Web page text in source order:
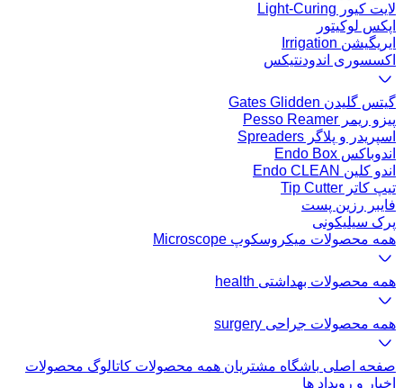
لایت کیور Light-Curing
اپکس لوکیتور
ایریگیشن Irrigation
اکسسوری اندودنتیکس
گیتس گلیدن Gates Glidden
پیزو ریمر Pesso Reamer
اسپریدر و پلاگر Spreaders
اندوباکس Endo Box
اندو کلین Endo CLEAN
تیپ کاتر Tip Cutter
فایبر رزین پست
پرک سیلیکونی
همه محصولات میکروسکوپ Microscope
همه محصولات بهداشتی health
همه محصولات جراحی surgery
صفحه اصلی باشگاه مشتریان همه محصولات کاتالوگ محصولات
اخبار و رویداد ها